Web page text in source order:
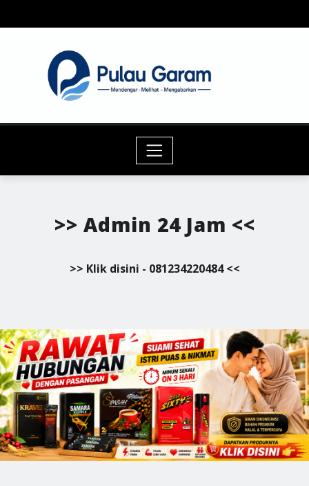
to
>> Admin 24 Jam <<
>> Klik disini - 081234220484 <<